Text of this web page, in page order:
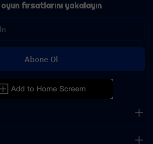
fırsatlarını yakalayın
Abone Ol